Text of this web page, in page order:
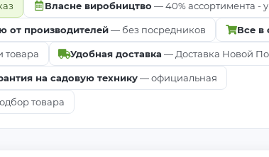
Власне виробництво — 40% ассортимента -
от производителей— без посредников Все в
товара Удобная доставка — Доставка Новой
на садовую технику— официальная
товара